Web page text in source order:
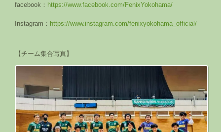
facebook： https://www.facebook.com/FenixYokohama/
Instagram： https://www.instagram.com/fenixyokohama_official/
【チーム集合写真】